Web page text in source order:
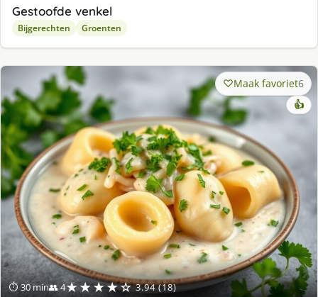
Gestoofde venkel
Bijgerechten Groenten
⏱ 30 min👥 4★★★★☆ 3.94 (18)
Maak favoriet6
👍